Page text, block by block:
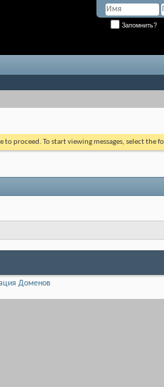
Запомнить?
to proceed. To start viewing messages, select
Доменов